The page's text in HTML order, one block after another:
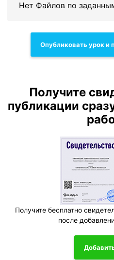
Нет Файлов по
Опубликовать урок и
Получите
публикации
Получите бесплатно
после